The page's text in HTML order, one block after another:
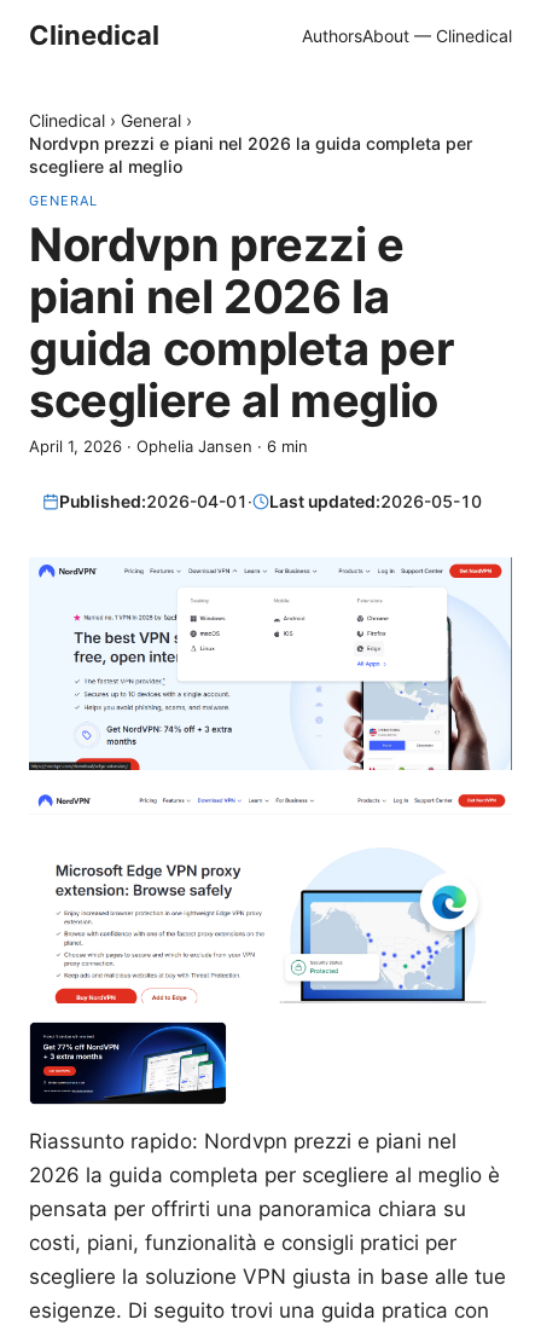
Clinedical AuthorsAbout — Clinedical
Clinedical › General ›
Nordvpn prezzi e piani nel 2026 la guida completa per
scegliere al meglio
GENERAL
Nordvpn prezzi e
piani nel 2026 la
guida completa per
scegliere al meglio
April 1, 2026 · Ophelia Jansen · 6 min
Published:2026-04-01· Last updated:2026-05-10
Riassunto rapido: Nordvpn prezzi e piani nel
2026 la guida completa per scegliere al meglio è
pensata per offrirti una panoramica chiara su
costi, piani, funzionalità e consigli pratici per
scegliere la soluzione VPN giusta in base alle tue
esigenze. Di seguito trovi una guida pratica con